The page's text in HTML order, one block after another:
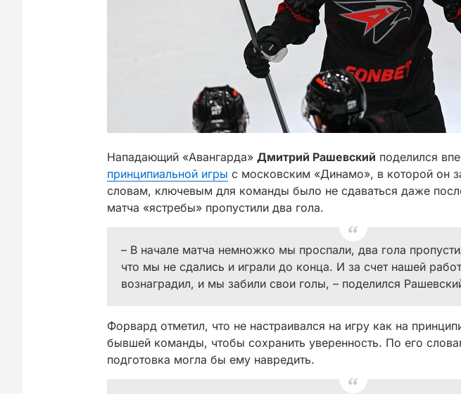
Нападающий «Авангарда» Дмитрий Рашевский поделился
принципиальной игры с московским «Динамо», в которой он
словам, ключевым для команды было не сдаваться даже
матча «ястребы» пропустили два гола.
– В начале матча немножко мы проспали, два гола
что мы не сдались и играли до конца. И за счет нашей
вознаградил, и мы забили свои голы, – поделился
Форвард отметил, что не настраивался на игру как на
бывшей команды, чтобы сохранить уверенность. По его
подготовка могла бы ему навредить.